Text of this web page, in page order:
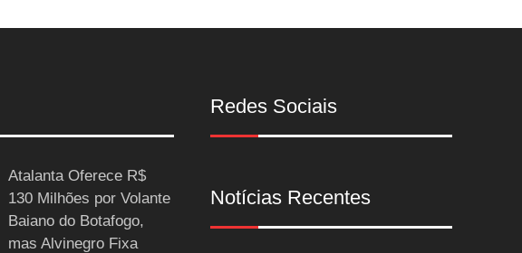
Atalanta Oferece R$
130 Milhões por Volante
Baiano do Botafogo,
mas Alvinegro Fixa
Redes Sociais
Notícias Recentes